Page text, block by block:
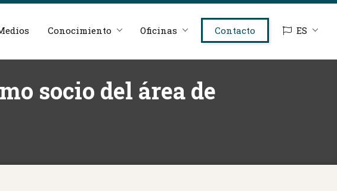
Conocimiento Oficinas Contacto ES
socio del área de